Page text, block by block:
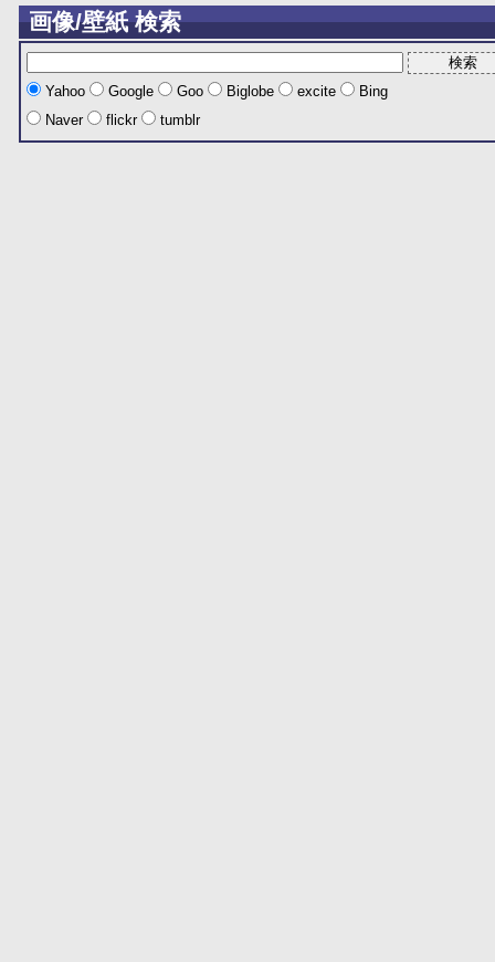
画像/壁紙 検索
Yahoo Google Goo Biglobe excite
Bing
Naver
flickr tumblr